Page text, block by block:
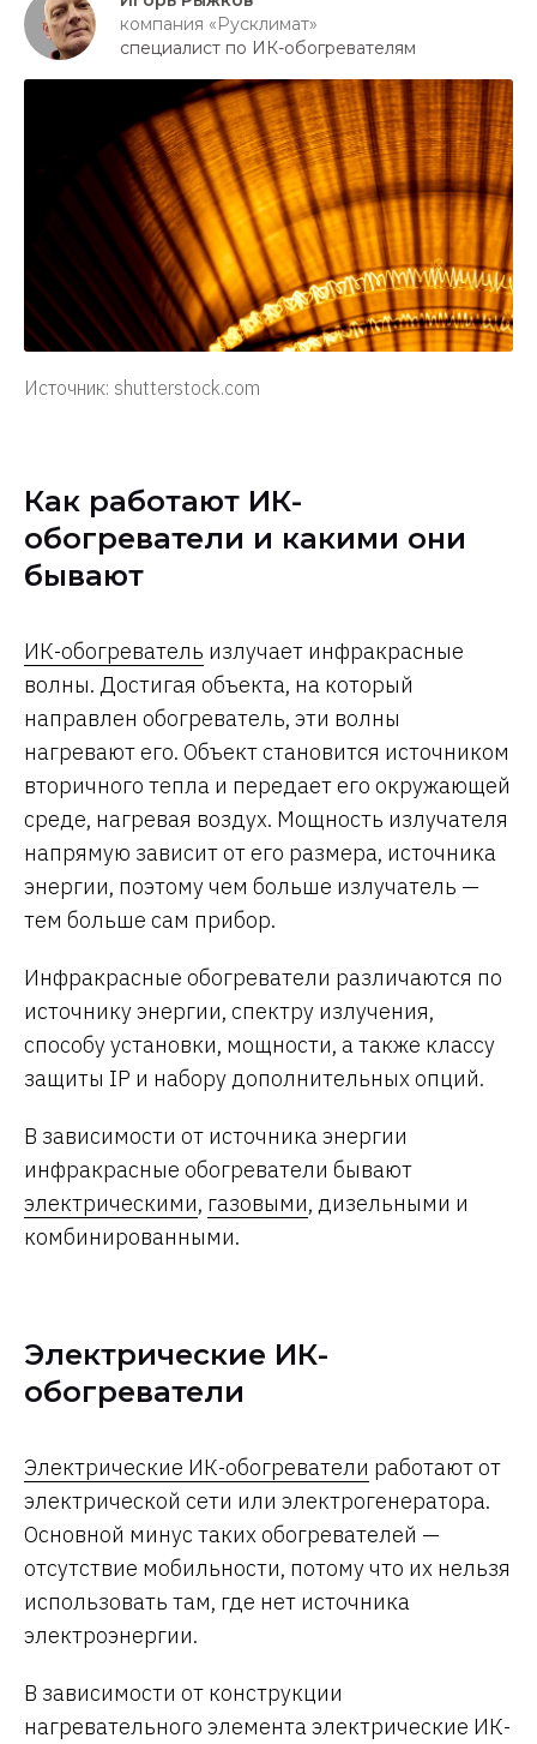
компания «Русклимат»
специалист по ИК-обогревателям
Источник: shutterstock.com
Как работают ИК-
обогреватели и какими они
бывают
ИК-обогреватель излучает инфракрасные
волны. Достигая объекта, на который
направлен обогреватель, эти волны
нагревают его. Объект становится источником
вторичного тепла и передает его окружающей
среде, нагревая воздух. Мощность излучателя
напрямую зависит от его размера, источника
энергии, поэтому чем больше излучатель —
тем больше сам прибор.
Инфракрасные обогреватели различаются по
источнику энергии, спектру излучения,
способу установки, мощности, а также классу
защиты IP и набору дополнительных опций.
В зависимости от источника энергии
инфракрасные обогреватели бывают
электрическими, газовыми, дизельными и
комбинированными.
Электрические ИК-
обогреватели
Электрические ИК-обогреватели работают от
электрической сети или электрогенератора.
Основной минус таких обогревателей —
отсутствие мобильности, потому что их нельзя
использовать там, где нет источника
электроэнергии.
В зависимости от конструкции
нагревательного элемента электрические ИК-